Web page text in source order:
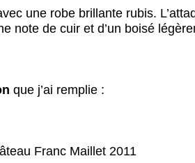
une robe brillante rubis.
note de cuir et d’un boisé
que j’ai remplie :